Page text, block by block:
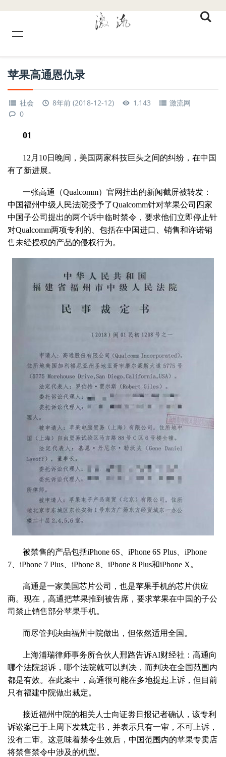
苹果高通恩仇录
社会 8年前 (2018-12-12) 1,143
激流网
0
01
12月10日晚间，美国两家科技巨头之间的纠纷，在中国
有了新进展。
一张高通（Qualcomm）官网挂出的新闻截屏被转发：
中国福州中级人民法院授予了Qualcomm针对苹果公司四家
中国子公司提出的两个诉中临时禁令，要求他们立即停止针
对Qualcomm两项专利的、包括在中国进口、销售和许诺销
售未经授权的产品的侵权行为。
被禁售的产品包括iPhone 6S、iPhone 6S Plus、iPhone
7、iPhone 7 Plus、iPhone 8、iPhone 8 Plus和iPhone X。
高通是一家美国芯片公司，也是苹果手机的芯片供应
商。现在，高通把苹果推到被告席，要求苹果在中国的子公
司禁止销售部分苹果手机。
而尽管判决由福州中院做出，但依然适用全国。
上海浦瑞律师事务所合伙人邢路告诉AI财经社：高通向
哪个法院起诉，哪个法院就可以判决，而判决在全国范围内
都是有效。在此案中，高通很可能在多地提起上诉，但目前
只有福建中院做出裁定。
接近福州中院的相关人士向证劵日报记者确认，该专利
诉讼案已于上周下发裁定书，并表示只有一审，不可上诉，
没有二审。这意味着禁令生效后，中国范围内的苹果专卖店
将禁售禁令中涉及的机型。